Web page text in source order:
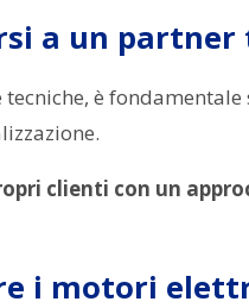
a un
è fondamentale
clienti con un
i motori